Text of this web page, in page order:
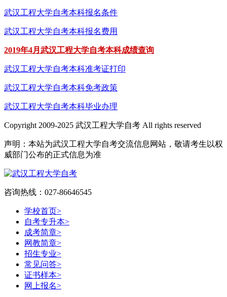
武汉工程大学自考本科报名条件
武汉工程大学自考本科报名费用
2019年4月武汉工程大学自考本科成绩查询
武汉工程大学自考本科准考证打印
武汉工程大学自考本科免考政策
武汉工程大学自考本科毕业办理
Copyright 2009-2025 武汉工程大学自考 All rights reserved
声明：本站为武汉工程大学自考交流信息网站，敬请考生以权
威部门公布的正式信息为准
咨询热线：027-86646545
学校首页>
自考专升本>
成考简章>
网教简章>
招生专业>
常见问答>
证书样本>
网上报名>